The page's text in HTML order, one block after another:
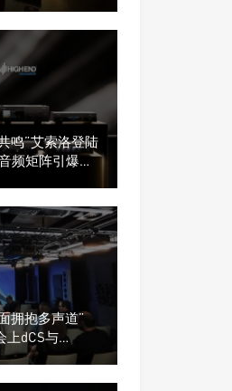
鸣”艾索洛登陆
频矩阵引爆关
拥抱多声道”
上dCS与
演示系统